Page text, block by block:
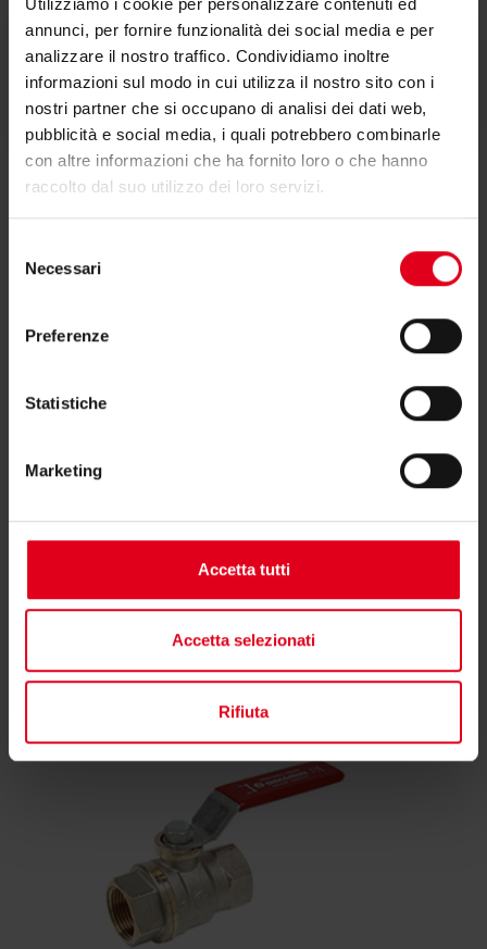
Utilizziamo i cookie per personalizzare contenuti ed
annunci, per fornire funzionalità dei social media e per
analizzare il nostro traffico. Condividiamo inoltre
informazioni sul modo in cui utilizza il nostro sito con i
nostri partner che si occupano di analisi dei dati web,
pubblicità e social media, i quali potrebbero combinarle
con altre informazioni che ha fornito loro o che hanno
raccolto dal suo utilizzo dei loro servizi.
delNecessari
Preferenze
Statistiche
Marketing
Accetta tutti
Accetta selezionati
Rifiuta
Scheda tecnica
consulente tecnico o commerciale di zona.
Trova il consulente di zona
Potrebbero interessarti anche